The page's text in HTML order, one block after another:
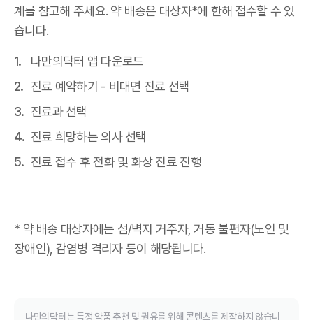
계를 참고해 주세요. 약 배송은 대상자*에 한해 접수할 수 있
습니다.
나만의닥터 앱 다운로드
진료 예약하기 - 비대면 진료 선택
진료과 선택
진료 희망하는 의사 선택
진료 접수 후 전화 및 화상 진료 진행
* 약 배송 대상자에는 섬/벽지 거주자, 거동 불편자(노인 및
장애인), 감염병 격리자 등이 해당됩니다.
나만의닥터는 특정 약품 추천 및 권유를 위해 콘텐츠를 제작하지 않습니